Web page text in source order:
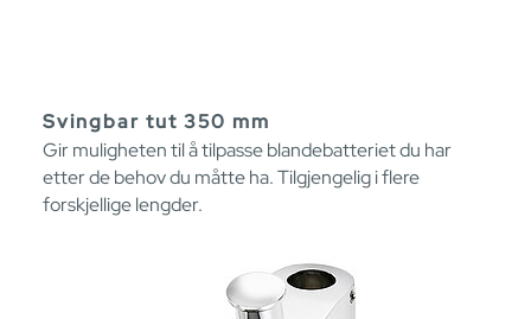
Svingbar tut 350 mm
Gir muligheten til å tilpasse blandebatteriet du har
etter de behov du måtte ha. Tilgjengelig i flere
forskjellige lengder.